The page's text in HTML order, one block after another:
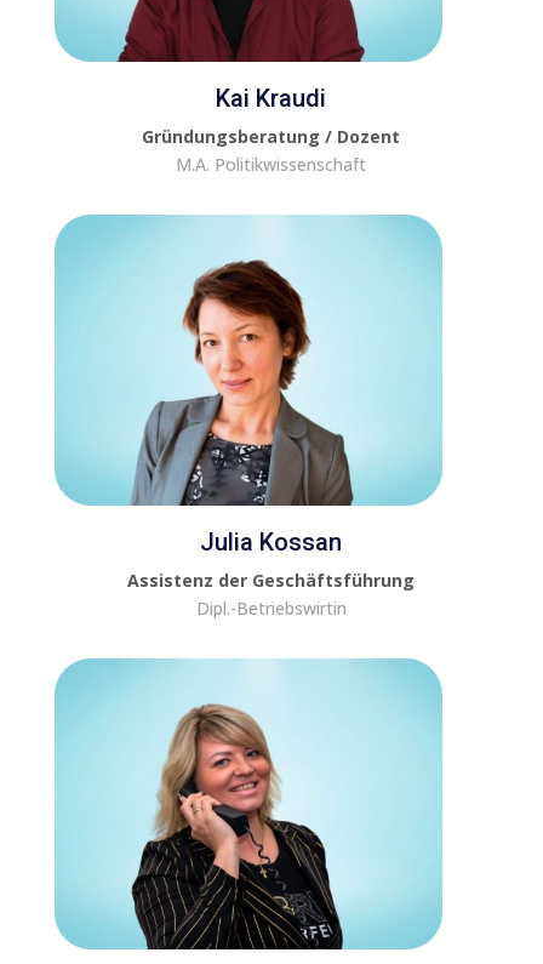
Kai Kraudi
Gründungsberatung / Dozent
M.A. Politikwissenschaft
Julia Kossan
Assistenz der Geschäftsführung
Dipl.-Betriebswirtin